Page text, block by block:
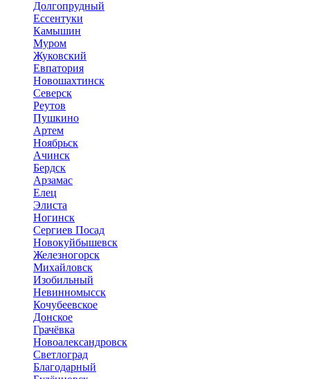
Долгопрудный
Ессентуки
Камышин
Муром
Жуковский
Евпатория
Новошахтинск
Северск
Реутов
Пушкино
Артем
Ноябрьск
Ачинск
Бердск
Арзамас
Елец
Элиста
Ногинск
Сергиев Посад
Новокуйбышевск
Железногорск
Михайловск
Изобильный
Невинномысск
Кочубеевское
Донское
Грачёвка
Новоалександровск
Светлоград
Благодарный